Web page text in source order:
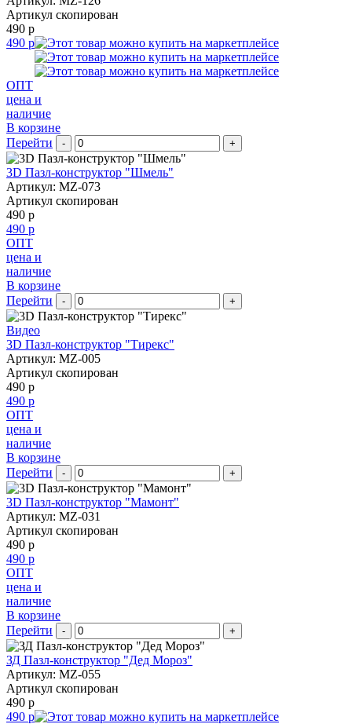
Артикул скопирован
490 р
490 р
ОПТ
цена и
наличие
В корзине
Перейти
- +
3D Пазл-конструктор "Шмель"
Артикул: MZ-073
Артикул скопирован
490 р
490 р
ОПТ
цена и
наличие
В корзине
Перейти
- +
Видео
3D Пазл-конструктор "Тирекс"
Артикул: MZ-005
Артикул скопирован
490 р
490 р
ОПТ
цена и
наличие
В корзине
Перейти
- +
3D Пазл-конструктор "Мамонт"
Артикул: MZ-031
Артикул скопирован
490 р
490 р
ОПТ
цена и
наличие
В корзине
Перейти
- +
ЗД Пазл-конструктор "Дед Мороз"
Артикул: MZ-055
Артикул скопирован
490 р
490 р